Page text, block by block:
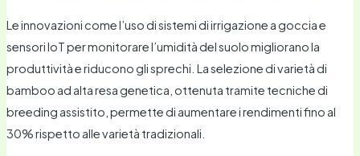
Le innovazioni come l’uso di sistemi di irrigazione a goccia e
sensori IoT per monitorare l’umidità del suolo migliorano la
produttività e riducono gli sprechi. La selezione di varietà di
bamboo ad alta resa genetica, ottenuta tramite tecniche di
breeding assistito, permette di aumentare i rendimenti fino al
30% rispetto alle varietà tradizionali.